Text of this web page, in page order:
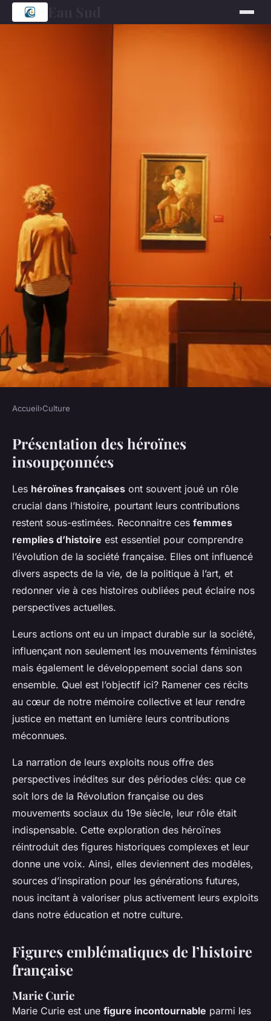
Héroïnes Insoupçonnées de
l'Histoire Française : Destins
de Femmes Extraordinaires
Simon 1 mars 2025 6 min de lecture
Accueil›Culture
Présentation des héroïnes
insoupçonnées
Les héroïnes françaises ont souvent joué un rôle
crucial dans l’histoire, pourtant leurs contributions
restent sous-estimées. Reconnaitre ces femmes
remplies d’histoire est essentiel pour comprendre
l’évolution de la société française. Elles ont influencé
divers aspects de la vie, de la politique à l’art, et
redonner vie à ces histoires oubliées peut éclaire nos
perspectives actuelles.
Leurs actions ont eu un impact durable sur la société,
influençant non seulement les mouvements féministes
mais également le développement social dans son
ensemble. Quel est l’objectif ici? Ramener ces récits
au cœur de notre mémoire collective et leur rendre
justice en mettant en lumière leurs contributions
méconnues.
La narration de leurs exploits nous offre des
perspectives inédites sur des périodes clés: que ce
soit lors de la Révolution française ou des
mouvements sociaux du 19e siècle, leur rôle était
indispensable. Cette exploration des héroïnes
réintroduit des figures historiques complexes et leur
donne une voix. Ainsi, elles deviennent des modèles,
sources d’inspiration pour les générations futures,
nous incitant à valoriser plus activement leurs exploits
dans notre éducation et notre culture.
Figures emblématiques de l’histoire
française
Marie Curie
Marie Curie est une figure incontournable parmi les